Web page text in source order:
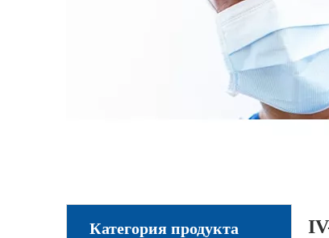
Категория продукта